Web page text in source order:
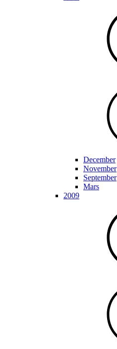
December
November
September
Mars
2009